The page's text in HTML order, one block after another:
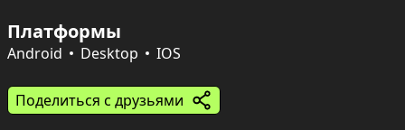
отражает характер хозяина.
Диалоги с квартирантами, их просьбы и задания
Более 500 уровней разной сложности, сезонные
события и 14 запоминающихся персонажей создают
Платформы
Android Desktop IOS
Поделиться с друзьями